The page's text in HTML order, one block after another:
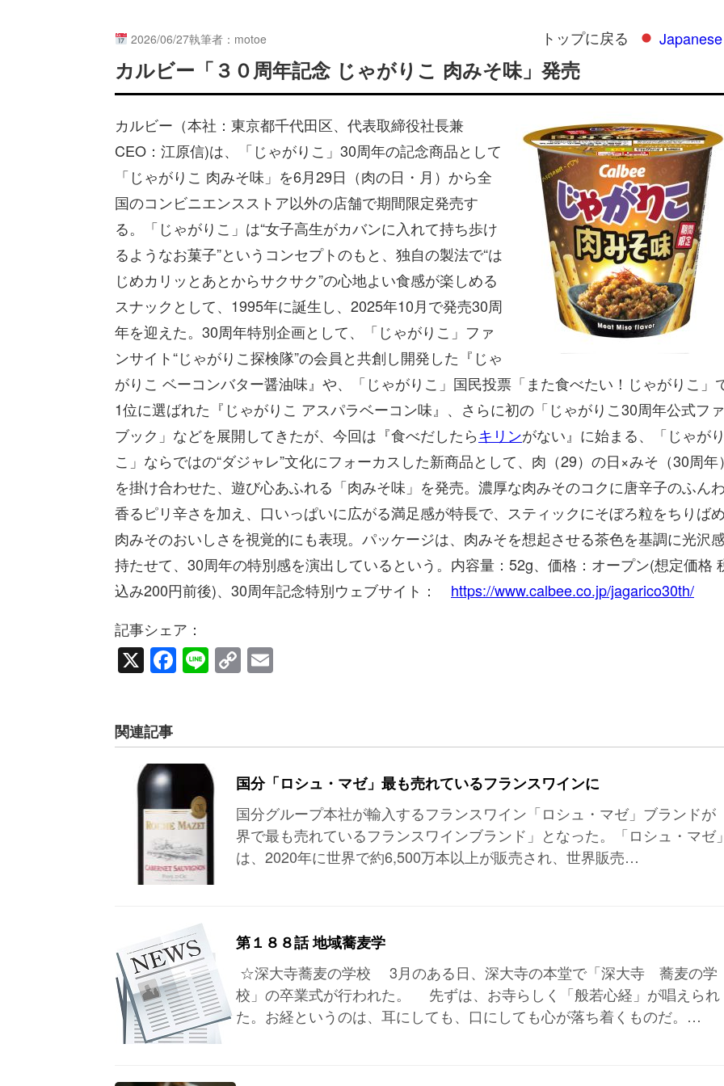
2026/06/27執筆者：motoe トップに戻る Japanese
カルビー「３０周年記念 じゃがりこ 肉みそ味」発売
カルビー（本社：東京都千代田区、代表取締役社長兼
CEO：江原信)は、「じゃがりこ」30周年の記念商品として
「じゃがりこ 肉みそ味」を6月29日（肉の日・月）から全
国のコンビニエンスストア以外の店舗で期間限定発売す
る。「じゃがりこ」は“女子高生がカバンに入れて持ち歩け
るようなお菓子”というコンセプトのもと、独自の製法で“は
じめカリッとあとからサクサク”の心地よい食感が楽しめる
スナックとして、1995年に誕生し、2025年10月で発売30周
年を迎えた。30周年特別企画として、「じゃがりこ」ファ
ンサイト“じゃがりこ探検隊”の会員と共創し開発した『じゃ
がりこ ベーコンバター醤油味』や、「じゃがりこ」国民投票「また食べたい！じゃがりこ」
1位に選ばれた『じゃがりこ アスパラベーコン味』、さらに初の「じゃがりこ30周年公式フ
ブック」などを展開してきたが、今回は『食べだしたらキリンがない』に始まる、「じゃが
こ」ならではの“ダジャレ”文化にフォーカスした新商品として、肉（29）の日×みそ（30周年
を掛け合わせた、遊び心あふれる「肉みそ味」を発売。濃厚な肉みそのコクに唐辛子のふん
香るピリ辛さを加え、口いっぱいに広がる満足感が特長で、スティックにそぼろ粒をちりば
肉みそのおいしさを視覚的にも表現。パッケージは、肉みそを想起させる茶色を基調に光沢
持たせて、30周年の特別感を演出しているという。内容量：52g、価格：オープン(想定価格
込み200円前後)、30周年記念特別ウェブサイト： https://www.calbee.co.jp/jagarico30th/
記事シェア：
X Facebook
LineCopy
関連記事
国分「ロシュ・マゼ」最も売れているフランスワインに
国分グループ本社が輸入するフランスワイン「ロシュ・マゼ」ブランドが
界で最も売れているフランスワインブランド」となった。「ロシュ・マゼ
は、2020年に世界で約6,500万本以上が販売され、世界販売…
第１８８話 地域蕎麦学
☆深大寺蕎麦の学校 3月のある日、深大寺の本堂で「深大寺 蕎麦の学
校」の卒業式が行われた。 先ずは、お寺らしく「般若心経」が唱えられ
た。お経というのは、耳にしても、口にしても心が落ち着くものだ。…